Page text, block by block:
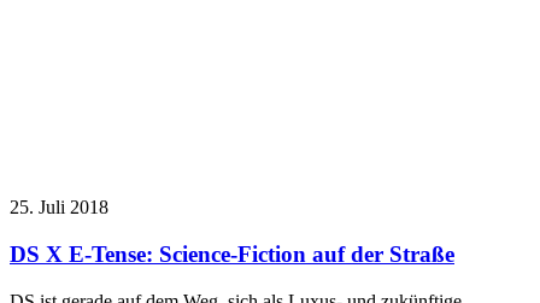
25. Juli 2018
DS X E-Tense: Science-Fiction auf der Straße